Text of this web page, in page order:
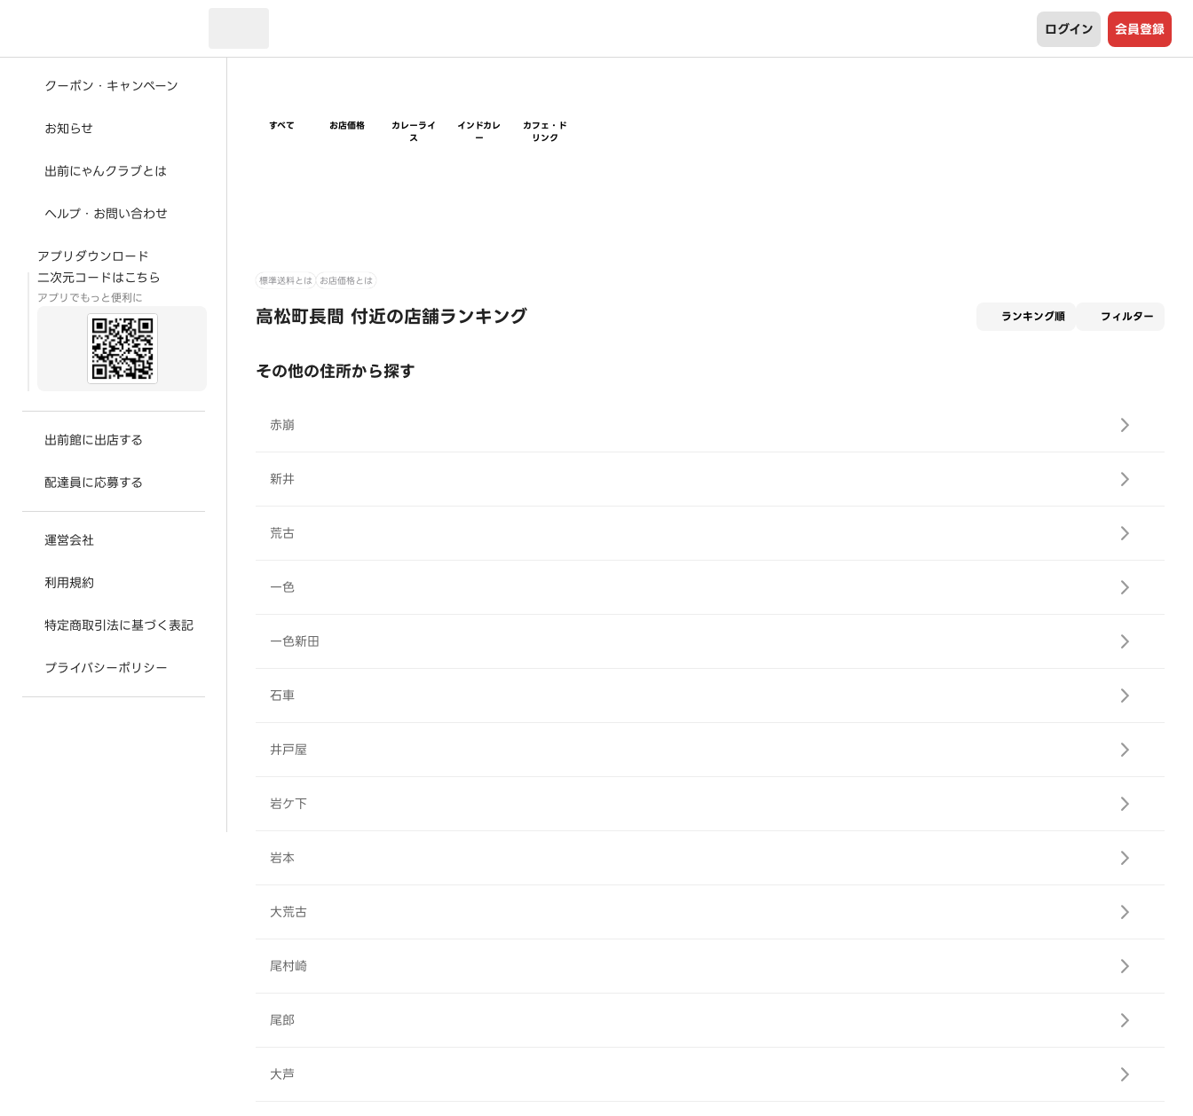
ログイン 会員登録
クーポン・キャンペーン
お知らせ
出前にゃんクラブとは
ヘルプ・お問い合わせ
アプリダウンロード
二次元コードはこちら
アプリでもっと便利に
出前館に出店する
配達員に応募する
運営会社
利用規約
特定商取引法に基づく表記
プライバシーポリシー
すべて お店価格
カレーライ
ス
インドカレ
ー
カフェ・ド
リンク
標準送料とは お店価格とは
高松町長間 付近の店舗ランキング ランキング順 フィルター
その他の住所から探す
赤崩
新井
荒古
一色
一色新田
石車
井戸屋
岩ケ下
岩本
大荒古
尾村崎
尾郎
大芦